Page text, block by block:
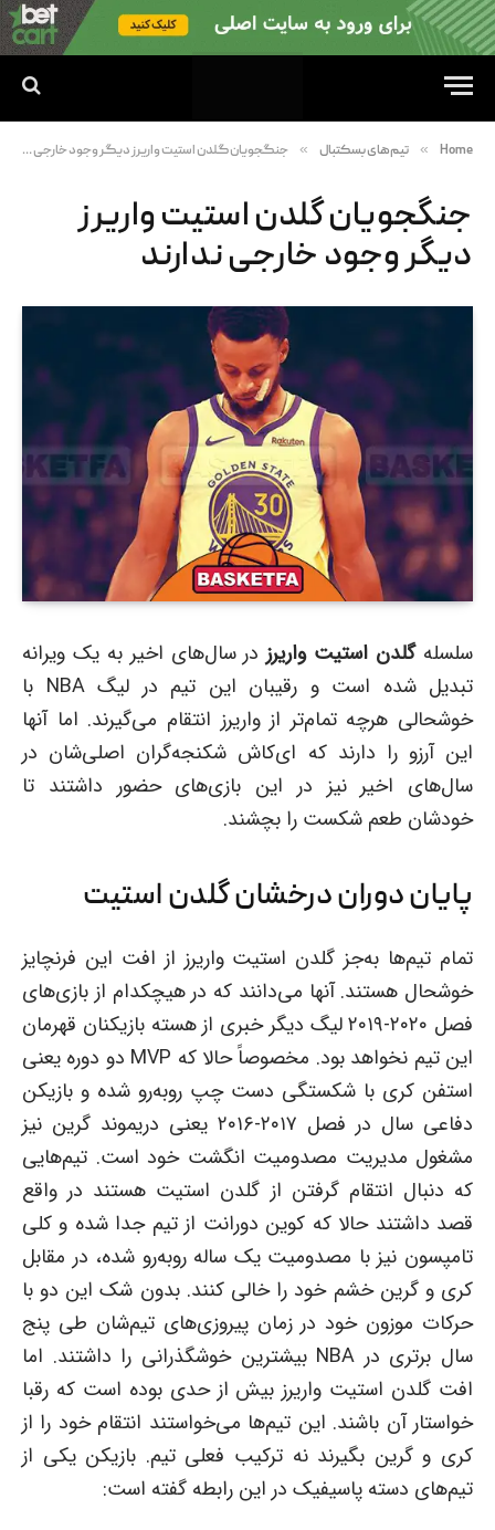
Home
» تیم‌های بسکتبال » جنگجویان گلدن استیت واریرز دیگر وجود خارجی ندارند
جنگجویان گلدن استیت واریرز
دیگر وجود خارجی ندارند
سلسلهگلدن استیت واریرزدر سال‌های اخیر به یک ویرانه
تبدیل شده است و رقیبان این تیم در لیگ NBA با
خوشحالی هرچه تمام‌تر از واریرز انتقام می‌گیرند. اما آنها
این آرزو را دارند که ای‌کاش شکنجه‌گران اصلی‌شان در
سال‌های اخیر نیز در این بازی‌های حضور داشتند تا
خودشان طعم شکست را بچشند.
پایان دوران درخشان گلدن استیت
تمام تیم‌ها به‌جز گلدن استیت واریرز از افت این فرنچایز
خوشحال هستند. آنها می‌دانند که در هیچکدام از بازی‌های
فصل ۲۰۲۰-۲۰۱۹ لیگ دیگر خبری از هسته بازیکنان قهرمان
این تیم نخواهد بود. مخصوصاً حالا که MVP دو دوره یعنی
استفن کری با شکستگی دست چپ روبه‌رو شده و بازیکن
دفاعی سال در فصل ۲۰۱۷-۲۰۱۶ یعنی دریموند گرین نیز
مشغول مدیریت مصدومیت انگشت خود است. تیم‌هایی
که دنبال انتقام گرفتن از گلدن استیت هستند در واقع
قصد داشتند حالا که کوین دورانت از تیم جدا شده و کلی
تامپسون نیز با مصدومیت یک ساله روبه‌رو شده، در مقابل
کری و گرین خشم خود را خالی کنند. بدون شک این دو با
حرکات موزون خود در زمان پیروزی‌های تیم‌شان طی پنج
سال برتری در NBA بیشترین خوشگذرانی را داشتند. اما
افت گلدن استیت واریرز بیش از حدی بوده است که رقبا
خواستار آن باشند. این تیم‌ها می‌خواستند انتقام خود را از
کری و گرین بگیرند نه ترکیب فعلی تیم. بازیکن یکی از
تیم‌های دسته پاسیفیک در این رابطه گفته است: